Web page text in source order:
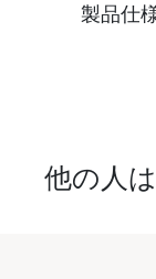
製品仕
他の人